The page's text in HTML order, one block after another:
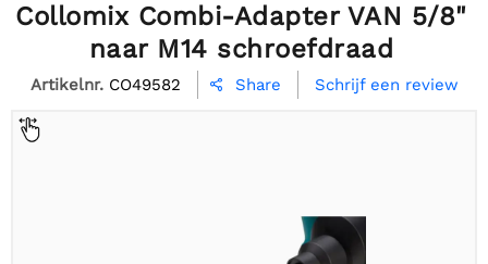
Collomix Combi-Adapter VAN 5/8"
naar M14 schroefdraad
Artikelnr. CO49582  Share Schrijf een review